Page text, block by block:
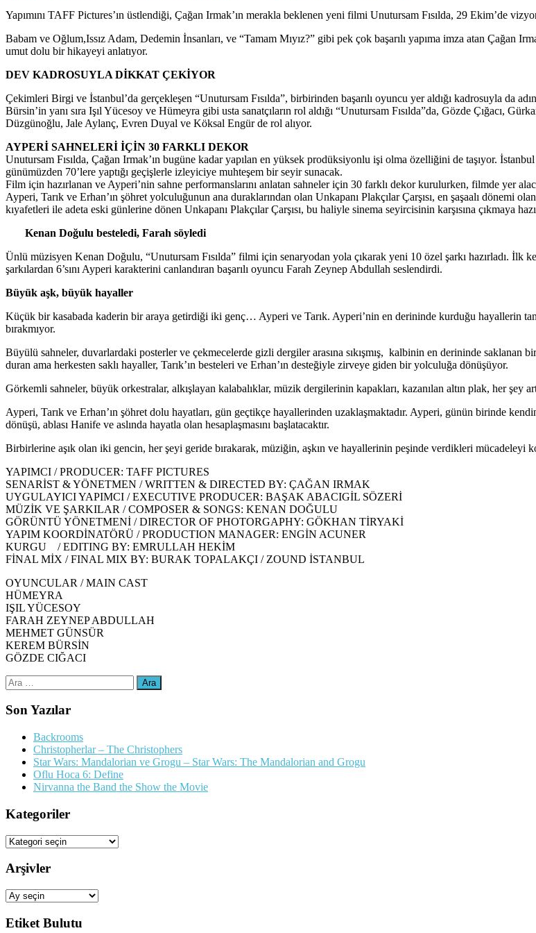
Yapımını TAFF Pictures’ın üstlendiği, Çağan Irmak’ın merakla beklenen yeni filmi Unutursam Fısılda, 29 Ekim’de
Babam ve Oğlum,Issız Adam, Dedemin İnsanları, ve “Tamam Mıyız?” gibi pek çok başarılı yapıma imza atan Çağan
umut dolu bir hikayeyi anlatıyor.
DEV KADROSUYLA DİKKAT ÇEKİYOR
Çekimleri Birgi ve İstanbul’da gerçekleşen “Unutursam Fısılda”, birbirinden başarılı oyuncu yer aldığı kadrosuyla da
Bürsin’in yanı sıra Işıl Yücesoy ve Hümeyra gibi usta sanatçıların rol aldığı “Unutursam Fısılda”da, Gözde Çığacı,
Düzgünoğlu, Jale Aylanç, Evren Duyal ve Köksal Engür de rol alıyor.
AYPERİ SAHNELERİ İÇİN 30 FARKLI DEKOR
Unutursam Fısılda, Çağan Irmak’ın bugüne kadar yapılan en yüksek prodüksiyonlu işi olma özelliğini de taşıyor.
günümüzden 70’lere yaptığı geçişlerle izleyiciye muhteşem bir seyir sunacak.
Film için hazırlanan ve Ayperi’nin sahne performanslarını anlatan sahneler için 30 farklı dekor kurulurken, filmde yer
Ayperi, Tarık ve Erhan’ın şöhret yolculuğunun ana duraklarından olan Unkapanı Plakçılar Çarşısı, en şaşaalı dönemi
kıyafetleri ile adeta eski günlerine dönen Unkapanı Plakçılar Çarşısı, bu haliyle sinema seyircisinin karşısına çıkmaya
Kenan Doğulu besteledi, Farah söyledi
Ünlü müzisyen Kenan Doğulu, “Unutursam Fısılda” filmi için senaryodan yola çıkarak yeni 10 özel şarkı hazırladı. İlk
şarkılardan 6’sını Ayperi karakterini canlandıran başarılı oyuncu Farah Zeynep Abdullah seslendirdi.
Büyük aşk, büyük hayaller
Küçük bir kasabada kaderin bir araya getirdiği iki genç… Ayperi ve Tarık. Ayperi’nin en derininde kurduğu hayallerin
bırakmıyor.
Büyülü sahneler, duvarlardaki posterler ve çekmecelerde gizli dergiler arasına sıkışmış, kalbinin en derininde saklanan
duran ama herkesten saklı hayaller, Tarık’ın besteleri ve Erhan’ın desteğiyle zirveye giden bir yolculuğa dönüşüyor.
Görkemli sahneler, büyük orkestralar, alkışlayan kalabalıklar, müzik dergilerinin kapakları, kazanılan altın plak, her şey
Ayperi, Tarık ve Erhan’ın şöhret dolu hayatları, gün geçtikçe hayallerinden uzaklaşmaktadır. Ayperi, günün birinde
dönüşü, ablası Hanife ve aslında hayatla olan hesaplaşmasını başlatacaktır.
Birbirlerine aşık olan iki gencin, her şeyi geride bırakarak, müziğin, aşkın ve hayallerinin peşinde verdikleri mücadeleyi
YAPIMCI / PRODUCER: TAFF PICTURES
SENARİST & YÖNETMEN / WRITTEN & DIRECTED BY: ÇAĞAN IRMAK
UYGULAYICI YAPIMCI / EXECUTIVE PRODUCER: BAŞAK ABACIGİL SÖZERİ
MÜZİK VE ŞARKILAR / COMPOSER & SONGS: KENAN DOĞULU
GÖRÜNTÜ YÖNETMENİ / DIRECTOR OF PHOTORGAPHY: GÖKHAN TİRYAKİ
YAPIM KOORDİNATÖRÜ / PRODUCTION MANAGER: ENGİN ACUNER
KURGU / EDITING BY: EMRULLAH HEKİM
FİNAL MİX / FINAL MIX BY: BURAK TOPALAKÇI / ZOUND İSTANBUL
OYUNCULAR / MAIN CAST
HÜMEYRA
IŞIL YÜCESOY
FARAH ZEYNEP ABDULLAH
MEHMET GÜNSÜR
KEREM BÜRSİN
GÖZDE CIĞACI
Arama:
Son Yazılar
Backrooms
Christopherlar – The Christophers
Star Wars: Mandalorian ve Grogu – Star Wars: The Mandalorian and Grogu
Oflu Hoca 6: Define
Nirvanna the Band the Show the Movie
Kategoriler
Kategoriler
Arşivler
Arşivler
Etiket Bulutu